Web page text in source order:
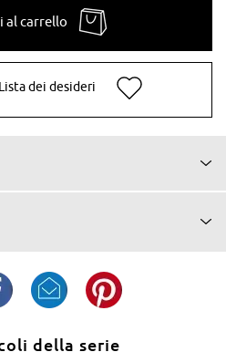
al carrello
dei desideri
della serie